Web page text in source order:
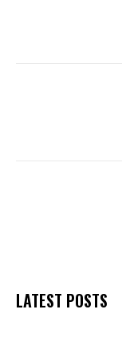
LATEST POSTS